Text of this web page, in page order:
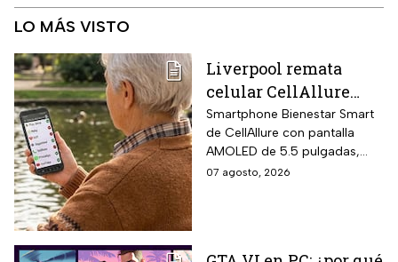
LO MÁS VISTO
Liverpool remata
celular CellAllure
Smart AMOLED 5.5
pulgadas con botón
SOS, ideal para adultos
mayores: rebaja de 55%
Smartphone Bienestar Smart
de CellAllure con pantalla
AMOLED de 5.5 pulgadas,
sistema operativo Android 13
07 agosto, 2026